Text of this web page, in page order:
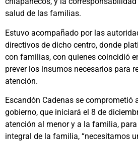
salud de las familias.
Estuvo acompañado por las
directivos de dicho centro, donde
con familias, con quienes coincidió
prever los insumos necesarios para
atención.
Escandón Cadenas se comprometió
gobierno, que iniciará el 8 de
atención al menor y a la familia,
integral de la familia, “necesitamos